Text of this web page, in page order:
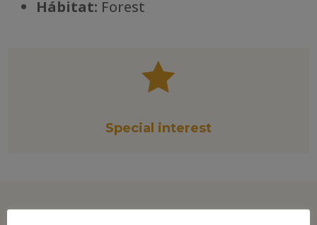
Hábitat: Forest

Special interest